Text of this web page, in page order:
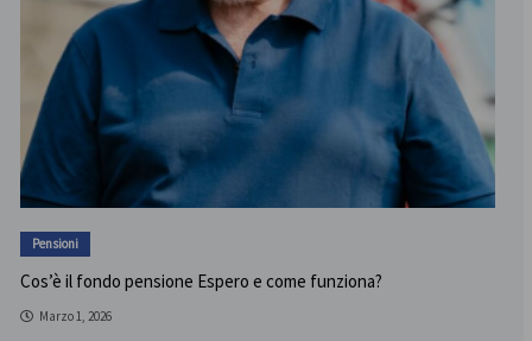
Pensioni
Cos’è il fondo pensione Espero e come funziona?
Marzo 1, 2026